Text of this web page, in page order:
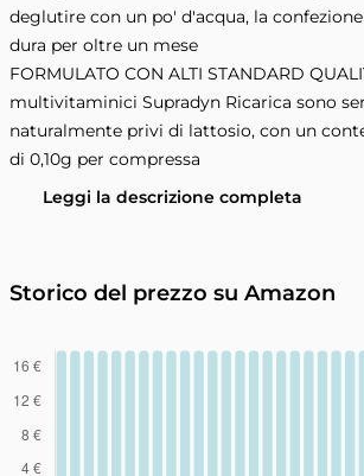
deglutire con un po' d'acqua, la
dura per oltre un mese
FORMULATO CON ALTI STANDARD
multivitaminici Supradyn Ricarica sono
naturalmente privi di lattosio, con un
di 0,10g per compressa
Leggi la descrizione completa
Storico del prezzo su Amazon